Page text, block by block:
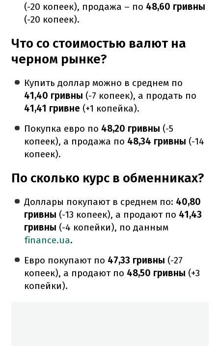
(-20 копеек), продажа – по 48,60 гривны
(-20 копеек).
Что со стоимостью валют на
черном рынке?
Купить доллар можно в среднем по
41,40 гривны (-7 копеек), а продать по
41,41 гривне (+1 копейка).
Покупка евро по 48,20 гривны (-5
копеек), а продажа по 48,34 гривны (-14
копеек).
По сколько курс в обменниках?
Доллары покупают в среднем по: 40,80
гривны (-13 копеек), а продают по 41,43
гривны (-4 копейки), по данным
finance.ua.
Евро покупают по 47,33 гривны (-27
копеек), а продают по 48,50 гривны (+3
копейки).